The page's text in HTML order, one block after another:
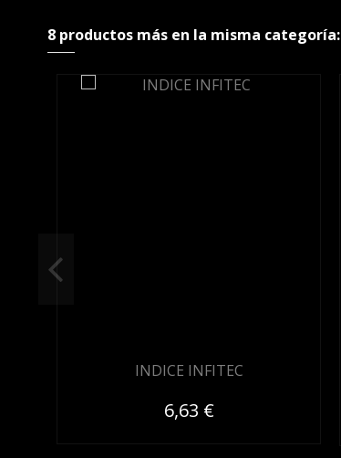
8 productos más en la misma categoría:
INDICE INFITEC
6,63 €